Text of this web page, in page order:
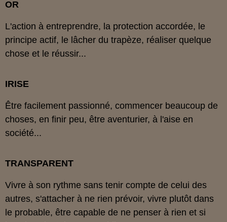
OR
L'action à entreprendre, la protection accordée, le
principe actif, le lâcher du trapèze, réaliser quelque
chose et le réussir...
IRISE
Être facilement passionné, commencer beaucoup de
choses, en finir peu, être aventurier, à l'aise en
société...
TRANSPARENT
Vivre à son rythme sans tenir compte de celui des
autres, s'attacher à ne rien prévoir, vivre plutôt dans
le probable, être capable de ne penser à rien et si